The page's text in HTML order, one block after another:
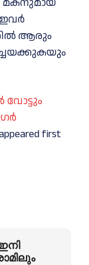
ഇവർ
ആരും
വോട്ടും
first